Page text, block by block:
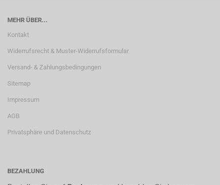
MEHR ÜBER...
Kontakt
Widerrufsrecht & Muster-Widerrufsformular
Versand- & Zahlungsbedingungen
Sitemap
Impressum
AGB
Privatsphäre und Datenschutz
BEZAHLUNG